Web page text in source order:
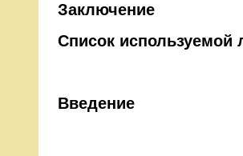
Заключение
Список используемой
Введение